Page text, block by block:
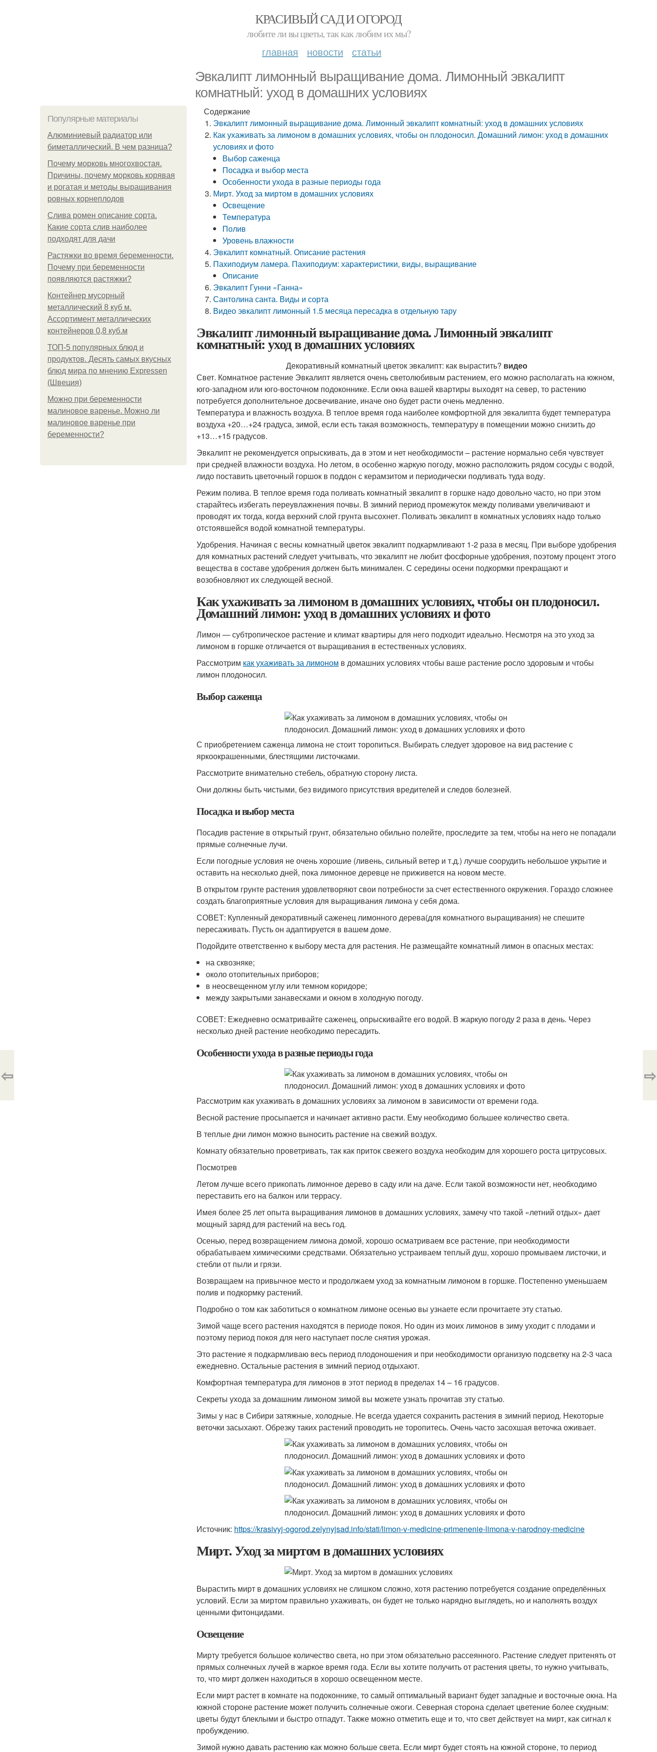
КРАСИВЫЙ САД И ОГОРОД
любите ли вы цветы, так как любим их мы?
главная новости статьи
Эвкалипт лимонный выращивание дома. Лимонный эвкалипт
комнатный: уход в домашних условиях
Популярные материалы
Алюминиевый радиатор или
биметаллический. В чем разница?
Почему морковь многохвостая.
Причины, почему морковь корявая
и рогатая и методы выращивания
ровных корнеплодов
Слива ромен описание сорта.
Какие сорта слив наиболее
подходят для дачи
Растяжки во время беременности.
Почему при беременности
появляются растяжки?
Контейнер мусорный
металлический 8 куб м.
Ассортимент металлических
контейнеров 0,8 куб.м
ТОП-5 популярных блюд и
продуктов. Десять самых вкусных
блюд мира по мнению Expressen
(Швеция)
Можно при беременности
малиновое варенье. Можно ли
малиновое варенье при
беременности?
Содержание
Эвкалипт лимонный выращивание дома. Лимонный эвкалипт комнатный: уход в домашних условиях
Как ухаживать за лимоном в домашних условиях, чтобы он плодоносил. Домашний лимон: уход в домашних
условиях и фото
Выбор саженца
Посадка и выбор места
Особенности ухода в разные периоды года
Мирт. Уход за миртом в домашних условиях
Освещение
Температура
Полив
Уровень влажности
Эвкалипт комнатный. Описание растения
Пахиподиум ламера. Пахиподиум: характеристики, виды, выращивание
Описание
Эвкалипт Гунни «Ганна»
Сантолина санта. Виды и сорта
Видео эвкалипт лимонный 1.5 месяца пересадка в отдельную тару
Эвкалипт лимонный выращивание дома. Лимонный эвкалипт
комнатный: уход в домашних условиях
Декоративный комнатный цветок эвкалипт: как вырастить? видео
Свет. Комнатное растение Эвкалипт является очень светолюбивым растением, его можно располагать на южном,
юго-западном или юго-восточном подоконнике. Если окна вашей квартиры выходят на север, то растению
потребуется дополнительное досвечивание, иначе оно будет расти очень медленно.
Температура и влажность воздуха. В теплое время года наиболее комфортной для эвкалипта будет температура
воздуха +20…+24 градуса, зимой, если есть такая возможность, температуру в помещении можно снизить до
+13…+15 градусов.
Эвкалипт не рекомендуется опрыскивать, да в этом и нет необходимости – растение нормально себя чувствует
при средней влажности воздуха. Но летом, в особенно жаркую погоду, можно расположить рядом сосуды с водой,
лидо поставить цветочный горшок в поддон с керамзитом и периодически подливать туда воду.
Режим полива. В теплое время года поливать комнатный эвкалипт в горшке надо довольно часто, но при этом
старайтесь избегать переувлажнения почвы. В зимний период промежуток между поливами увеличивают и
проводят их тогда, когда верхний слой грунта высохнет. Поливать эвкалипт в комнатных условиях надо только
отстоявшейся водой комнатной температуры.
Удобрения. Начиная с весны комнатный цветок эвкалипт подкармливают 1-2 раза в месяц. При выборе удобрения
для комнатных растений следует учитывать, что эвкалипт не любит фосфорные удобрения, поэтому процент этого
вещества в составе удобрения должен быть минимален. С середины осени подкормки прекращают и
возобновляют их следующей весной.
Как ухаживать за лимоном в домашних условиях, чтобы он плодоносил.
Домашний лимон: уход в домашних условиях и фото
Лимон — субтропическое растение и климат квартиры для него подходит идеально. Несмотря на это уход за
лимоном в горшке отличается от выращивания в естественных условиях.
Рассмотрим как ухаживать за лимоном в домашних условиях чтобы ваше растение росло здоровым и чтобы
лимон плодоносил.
Выбор саженца
С приобретением саженца лимона не стоит торопиться. Выбирать следует здоровое на вид растение с
яркоокрашенными, блестящими листочками.
Рассмотрите внимательно стебель, обратную сторону листа.
Они должны быть чистыми, без видимого присутствия вредителей и следов болезней.
Посадка и выбор места
Посадив растение в открытый грунт, обязательно обильно полейте, проследите за тем, чтобы на него не попадали
прямые солнечные лучи.
Если погодные условия не очень хорошие (ливень, сильный ветер и т.д.) лучше соорудить небольшое укрытие и
оставить на несколько дней, пока лимонное деревце не приживется на новом месте.
В открытом грунте растения удовлетворяют свои потребности за счет естественного окружения. Гораздо сложнее
создать благоприятные условия для выращивания лимона у себя дома.
СОВЕТ: Купленный декоративный саженец лимонного дерева(для комнатного выращивания) не спешите
пересаживать. Пусть он адаптируется в вашем доме.
Подойдите ответственно к выбору места для растения. Не размещайте комнатный лимон в опасных местах:
на сквозняке;
около отопительных приборов;
в неосвещенном углу или темном коридоре;
между закрытыми занавесками и окном в холодную погоду.
СОВЕТ: Ежедневно осматривайте саженец, опрыскивайте его водой. В жаркую погоду 2 раза в день. Через
несколько дней растение необходимо пересадить.
Особенности ухода в разные периоды года
Рассмотрим как ухаживать в домашних условиях за лимоном в зависимости от времени года.
Весной растение просыпается и начинает активно расти. Ему необходимо большее количество света.
В теплые дни лимон можно выносить растение на свежий воздух.
Комнату обязательно проветривать, так как приток свежего воздуха необходим для хорошего роста цитрусовых.
Посмотрев
Летом лучше всего прикопать лимонное дерево в саду или на даче. Если такой возможности нет, необходимо
переставить его на балкон или террасу.
Имея более 25 лет опыта выращивания лимонов в домашних условиях, замечу что такой «летний отдых» дает
мощный заряд для растений на весь год.
Осенью, перед возвращением лимона домой, хорошо осматриваем все растение, при необходимости
обрабатываем химическими средствами. Обязательно устраиваем теплый душ, хорошо промываем листочки, и
стебли от пыли и грязи.
Возвращаем на привычное место и продолжаем уход за комнатным лимоном в горшке. Постепенно уменьшаем
полив и подкормку растений.
Подробно о том как заботиться о комнатном лимоне осенью вы узнаете если прочитаете эту статью.
Зимой чаще всего растения находятся в периоде покоя. Но один из моих лимонов в зиму уходит с плодами и
поэтому период покоя для него наступает после снятия урожая.
Это растение я подкармливаю весь период плодоношения и при необходимости организую подсветку на 2-3 часа
ежедневно. Остальные растения в зимний период отдыхают.
Комфортная температура для лимонов в этот период в пределах 14 – 16 градусов.
Секреты ухода за домашним лимоном зимой вы можете узнать прочитав эту статью.
Зимы у нас в Сибири затяжные, холодные. Не всегда удается сохранить растения в зимний период. Некоторые
веточки засыхают. Обрезку таких растений проводить не торопитесь. Очень часто засохшая веточка оживает.
Источник: https://krasivyj-ogorod.zelynyjsad.info/stati/limon-v-medicine-primenenie-limona-v-narodnoy-medicine
Мирт. Уход за миртом в домашних условиях
Вырастить мирт в домашних условиях не слишком сложно, хотя растению потребуется создание определённых
условий. Если за миртом правильно ухаживать, он будет не только нарядно выглядеть, но и наполнять воздух
ценными фитонцидами.
Освещение
Мирту требуется большое количество света, но при этом обязательно рассеянного. Растение следует притенять от
прямых солнечных лучей в жаркое время года. Если вы хотите получить от растения цветы, то нужно учитывать,
то, что мирт должен находиться в хорошо освещенном месте.
Если мирт растет в комнате на подоконнике, то самый оптимальный вариант будет западные и восточные окна. На
южной стороне растение может получить солнечные ожоги. Северная сторона сделает цветение более скудным:
цветы будут блеклыми и быстро отпадут. Также можно отметить еще и то, что свет действует на мирт, как сигнал к
пробуждению.
Зимой нужно давать растению как можно больше света. Если мирт будет стоять на южной стороне, то период
⇦ ⇨